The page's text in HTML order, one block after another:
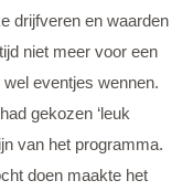
drijfveren en waarden
niet meer voor een
eventjes wennen.
gekozen ‘leuk
van het programma.
doen maakte het